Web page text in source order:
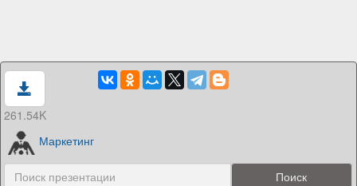
261.54K
Маркетинг